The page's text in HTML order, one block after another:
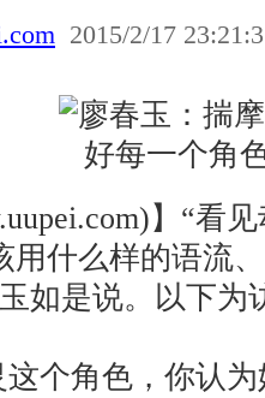
2015/2/17
】“看见
用什么样的语流
如是说。以下为
角色，你认为